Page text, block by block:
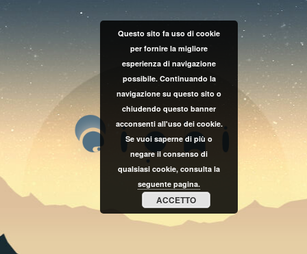
Questo sito fa uso di cookie
per fornire la migliore
esperienza di navigazione
possibile. Continuando la
navigazione su questo sito o
chiudendo questo banner
acconsenti all'uso dei cookie.
Se vuoi saperne di più o
negare il consenso di
qualsiasi cookie, consulta la
seguente pagina.
ACCETTO